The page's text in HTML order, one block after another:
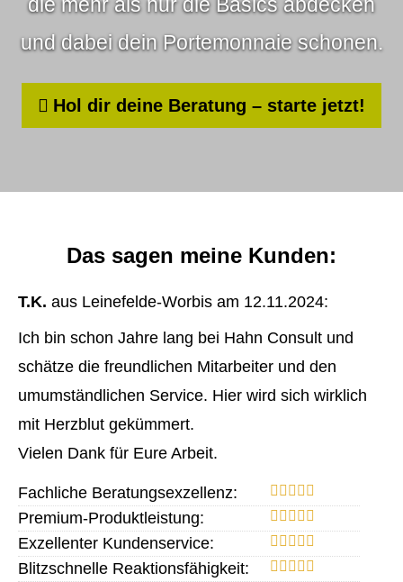
und dabei dein Portemonnaie schonen.
Hol dir deine Beratung – starte jetzt!
Das sagen meine Kunden:
T.K. aus Leinefelde-Worbis am 12.11.2024:
Ich bin schon Jahre lang bei Hahn Consult und
schätze die freundlichen Mitarbeiter und den
umumständlichen Service. Hier wird sich wirklich
mit Herzblut gekümmert.
Vielen Dank für Eure Arbeit.
Fachliche Beratungsexzellenz:
Premium-Produktleistung:
Exzellenter Kundenservice:
Blitzschnelle Reaktionsfähigkeit: